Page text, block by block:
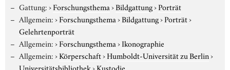
Gattung:›Forschungsthema›Bildgattung›Porträt
Allgemein:›Forschungsthema›Bildgattung›Porträt›
Gelehrtenporträt
Allgemein:›Forschungsthema›Ikonographie
Allgemein:›Körperschaft›Humboldt-Universität zu Berlin›
Universitätsbibliothek›Kustodie